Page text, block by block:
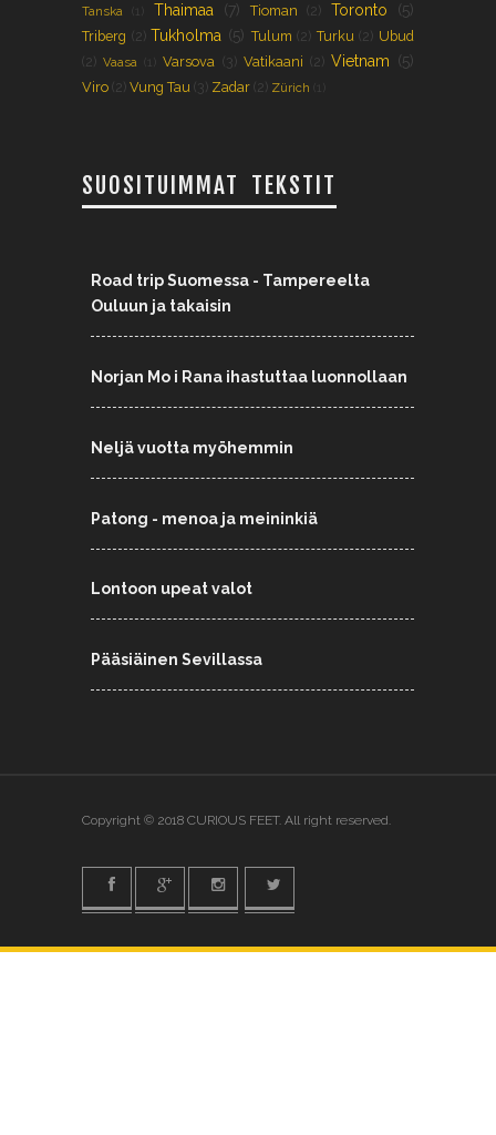
Tanska (1) Thaimaa (7) Tioman (2) Toronto (5)
Triberg (2) Tukholma (5) Tulum (2) Turku (2) Ubud
(2) Vaasa (1) Varsova (3) Vatikaani (2) Vietnam (5)
Viro (2) Vung Tau (3) Zadar (2) Zürich (1)
SUOSITUIMMAT TEKSTIT
Road trip Suomessa - Tampereelta
Ouluun ja takaisin
Norjan Mo i Rana ihastuttaa luonnollaan
Neljä vuotta myöhemmin
Patong - menoa ja meininkiä
Lontoon upeat valot
Pääsiäinen Sevillassa
Copyright © 2018 CURIOUS FEET. All right reserved.